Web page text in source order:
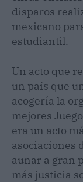
disparos
mexicano
estudiantil.
Un acto que
un país que
acogería la
mejores
era un acto
asociaciones
aunar a gran
más justicia